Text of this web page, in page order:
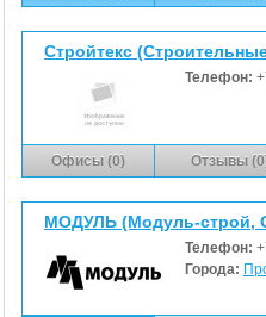
Стройтекс
Телефон:
Офисы (0) Отзывы
МОДУЛЬ (Модуль-строй,
Телефон:
Города: